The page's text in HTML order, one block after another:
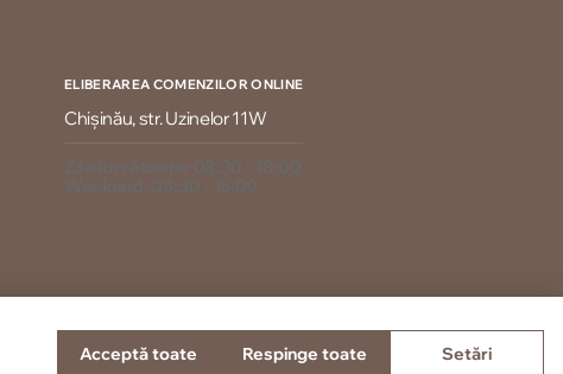
ELIBERAREA COMENZILOR ONLINE
Chișinău, str. Uzinelor 11W
Acceptă toate Respinge toate Setări